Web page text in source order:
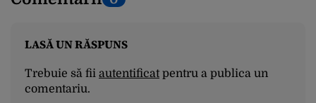
LASĂ UN RĂSPUNS
Trebuie să fii autentificatpentru a publica un
comentariu.